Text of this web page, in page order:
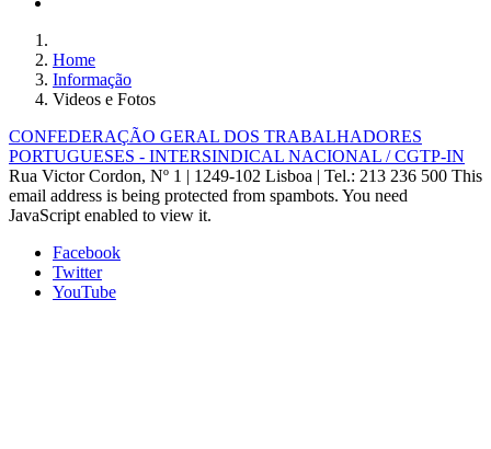
Home
Informação
Videos e Fotos
CONFEDERAÇÃO GERAL DOS TRABALHADORES
PORTUGUESES - INTERSINDICAL NACIONAL / CGTP-IN
Rua Victor Cordon, Nº 1 | 1249-102 Lisboa | Tel.: 213 236 500 This
email address is being protected from spambots. You need
JavaScript enabled to view it.
Facebook
Twitter
YouTube